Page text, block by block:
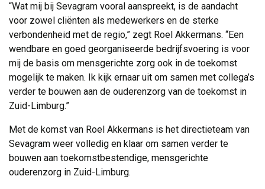
“Wat mij bij Sevagram vooral aanspreekt, is de aandacht
voor zowel cliënten als medewerkers en de sterke
verbondenheid met de regio,” zegt Roel Akkermans. “Een
wendbare en goed georganiseerde bedrijfsvoering is voor
mij de basis om mensgerichte zorg ook in de toekomst
mogelijk te maken. Ik kijk ernaar uit om samen met collega’s
verder te bouwen aan de ouderenzorg van de toekomst in
Zuid-Limburg.”
Met de komst van Roel Akkermans is het directieteam van
Sevagram weer volledig en klaar om samen verder te
bouwen aan toekomstbestendige, mensgerichte
ouderenzorg in Zuid-Limburg.